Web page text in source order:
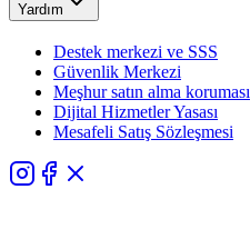
Yardım
Destek merkezi ve SSS
Güvenlik Merkezi
Meşhur satın alma koruması
Dijital Hizmetler Yasası
Mesafeli Satış Sözleşmesi